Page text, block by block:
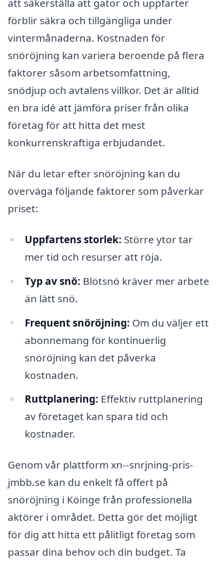
att säkerställa att gator och uppfarter
förblir säkra och tillgängliga under
vintermånaderna. Kostnaden för
snöröjning kan variera beroende på flera
faktorer såsom arbetsomfattning,
snödjup och avtalens villkor. Det är alltid
en bra idé att jämföra priser från olika
företag för att hitta det mest
konkurrenskraftiga erbjudandet.
När du letar efter snöröjning kan du
överväga följande faktorer som påverkar
priset:
Uppfartens storlek: Större ytor tar
mer tid och resurser att röja.
Typ av snö: Blötsnö kräver mer arbete
än lätt snö.
Frequent snöröjning: Om du väljer ett
abonnemang för kontinuerlig
snöröjning kan det påverka
kostnaden.
Ruttplanering: Effektiv ruttplanering
av företaget kan spara tid och
kostnader.
Genom vår plattform xn--snrjning-pris-
jmbb.se kan du enkelt få offert på
snöröjning i Köinge från professionella
aktörer i området. Detta gör det möjligt
för dig att hitta ett pålitligt företag som
passar dina behov och din budget. Ta